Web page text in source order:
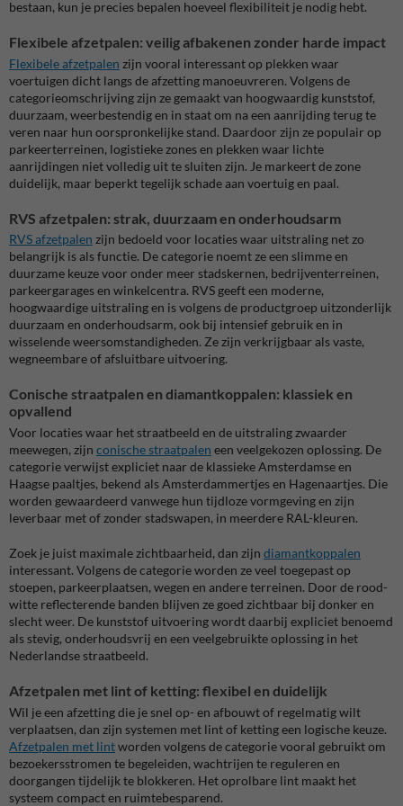
bestaan, kun je precies bepalen hoeveel flexibiliteit je nodig hebt.
Flexibele afzetpalen: veilig afbakenen zonder harde impact
Flexibele afzetpalen zijn vooral interessant op plekken waar
voertuigen dicht langs de afzetting manoeuvreren. Volgens de
categorieomschrijving zijn ze gemaakt van hoogwaardig kunststof,
duurzaam, weerbestendig en in staat om na een aanrijding terug te
veren naar hun oorspronkelijke stand. Daardoor zijn ze populair op
parkeerterreinen, logistieke zones en plekken waar lichte
aanrijdingen niet volledig uit te sluiten zijn. Je markeert de zone
duidelijk, maar beperkt tegelijk schade aan voertuig en paal.
RVS afzetpalen: strak, duurzaam en onderhoudsarm
RVS afzetpalen zijn bedoeld voor locaties waar uitstraling net zo
belangrijk is als functie. De categorie noemt ze een slimme en
duurzame keuze voor onder meer stadskernen, bedrijventerreinen,
parkeergarages en winkelcentra. RVS geeft een moderne,
hoogwaardige uitstraling en is volgens de productgroep uitzonderlijk
duurzaam en onderhoudsarm, ook bij intensief gebruik en in
wisselende weersomstandigheden. Ze zijn verkrijgbaar als vaste,
wegneembare of afsluitbare uitvoering.
Conische straatpalen en diamantkoppalen: klassiek en
opvallend
Voor locaties waar het straatbeeld en de uitstraling zwaarder
meewegen, zijn conische straatpalen een veelgekozen oplossing. De
categorie verwijst expliciet naar de klassieke Amsterdamse en
Haagse paaltjes, bekend als Amsterdammertjes en Hagenaartjes. Die
worden gewaardeerd vanwege hun tijdloze vormgeving en zijn
leverbaar met of zonder stadswapen, in meerdere RAL-kleuren.
Zoek je juist maximale zichtbaarheid, dan zijn diamantkoppalen
interessant. Volgens de categorie worden ze veel toegepast op
stoepen, parkeerplaatsen, wegen en andere terreinen. Door de rood-
witte reflecterende banden blijven ze goed zichtbaar bij donker en
slecht weer. De kunststof uitvoering wordt daarbij expliciet benoemd
als stevig, onderhoudsvrij en een veelgebruikte oplossing in het
Nederlandse straatbeeld.
Afzetpalen met lint of ketting: flexibel en duidelijk
Wil je een afzetting die je snel op- en afbouwt of regelmatig wilt
verplaatsen, dan zijn systemen met lint of ketting een logische keuze.
Afzetpalen met lintworden volgens de categorie vooral gebruikt om
bezoekersstromen te begeleiden, wachtrijen te reguleren en
doorgangen tijdelijk te blokkeren. Het oprolbare lint maakt het
systeem compact en ruimtebesparend.